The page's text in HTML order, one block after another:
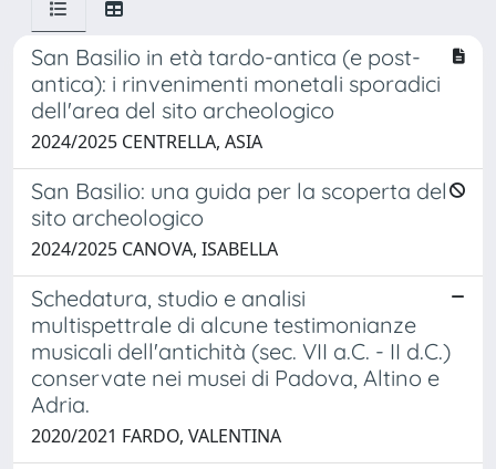
San Basilio in età tardo-antica (e post-
antica): i rinvenimenti monetali sporadici
dell'area del sito archeologico
2024/2025 CENTRELLA, ASIA
San Basilio: una guida per la scoperta del
sito archeologico
2024/2025 CANOVA, ISABELLA
Schedatura, studio e analisi
multispettrale di alcune testimonianze
musicali dell'antichità (sec. VII a.C. - II d.C.)
conservate nei musei di Padova, Altino e
Adria.
2020/2021 FARDO, VALENTINA